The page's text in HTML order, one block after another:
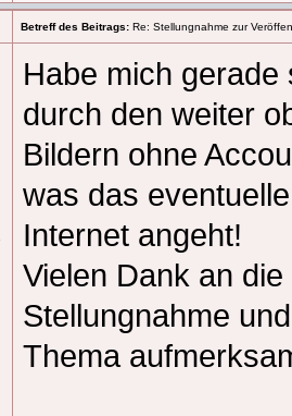
Betreff des Beitrags: Re: Stellungnahme zur
Habe mich
durch den weiter
Bildern ohne
was das
Internet angeht!
Vielen Dank an
Stellungnahme
Thema